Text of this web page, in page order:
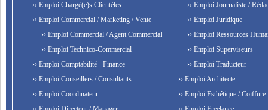
›› Emploi Chargé(e)s Clientèles
›› Emploi Commercial / Marketing / Vente
›› Emploi Commercial / Agent Commercial
›› Emploi Technico-Commercial
›› Emploi Comptabilité - Finance
›› Emploi Conseillers / Consultants
›› Emploi Coordinateur
›› Emploi Journaliste /
›› Emploi Juridique
›› Emploi Ressources
›› Emploi Superviseurs
›› Emploi Traducteur
›› Emploi Architecte
›› Emploi Esthétique / Coiffure